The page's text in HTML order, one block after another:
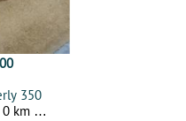
350
km